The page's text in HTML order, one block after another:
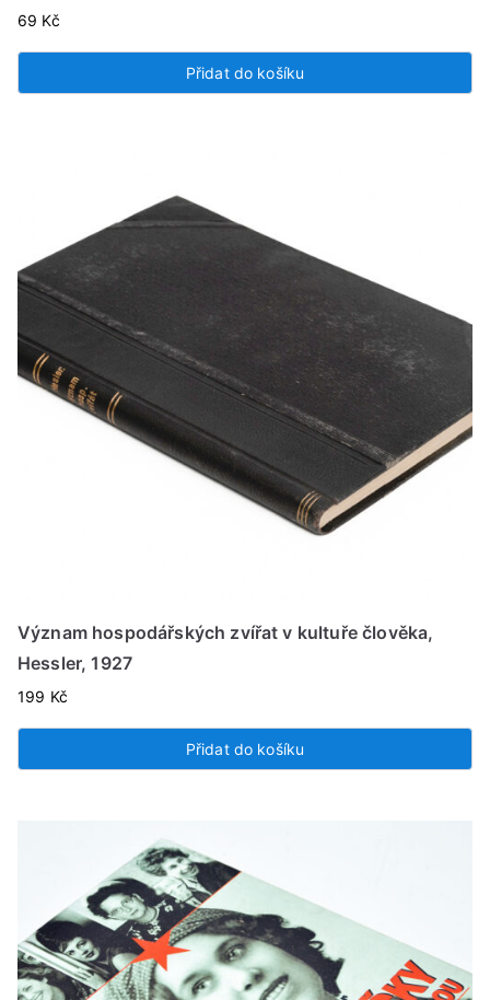
69 Kč
Přidat do košíku
Význam hospodářských zvířat v kultuře člověka,
Hessler, 1927
199 Kč
Přidat do košíku